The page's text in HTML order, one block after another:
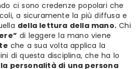
ci sono credenze popolari che
a sicuramente la più diffusa e
della lettura della mano. Chi
di leggere la mano viene
che a sua volta applica la
di questa disciplina, che ha lo
personalità di una persona